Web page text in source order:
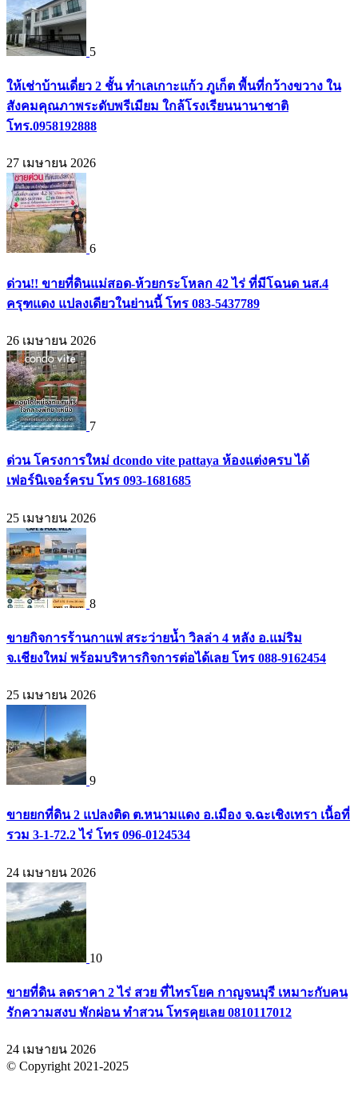
5
ให้เช่าบ้านเดี่ยว 2 ชั้น ทำเลเกาะแก้ว ภูเก็ต พื้นที่กว้างขวาง ใน
สังคมคุณภาพระดับพรีเมียม ใกล้โรงเรียนนานาชาติ
โทร.0958192888
27 เมษายน 2026
6
ด่วน!! ขายที่ดินแม่สอด-ห้วยกระโหลก 42 ไร่ ที่มีโฉนด นส.4
ครุฑแดง แปลงเดียวในย่านนี้ โทร 083-5437789
26 เมษายน 2026
7
ด่วน โครงการใหม่ dcondo vite pattaya ห้องแต่งครบ ได้
เฟอร์นิเจอร์ครบ โทร 093-1681685
25 เมษายน 2026
8
ขายกิจการร้านกาแฟ สระว่ายน้ำ วิลล่า 4 หลัง อ.แม่ริม
จ.เชียงใหม่ พร้อมบริหารกิจการต่อได้เลย โทร 088-9162454
25 เมษายน 2026
9
ขายยกที่ดิน 2 แปลงติด ต.หนามแดง อ.เมือง จ.ฉะเชิงเทรา เนื้อที่
รวม 3-1-72.2 ไร่ โทร 096-0124534
24 เมษายน 2026
10
ขายที่ดิน ลดราคา 2 ไร่ สวย ที่ไทรโยค กาญจนบุรี เหมาะกับคน
รักความสงบ พักผ่อน ทำสวน โทรคุยเลย 0810117012
24 เมษายน 2026
© Copyright 2021-2025